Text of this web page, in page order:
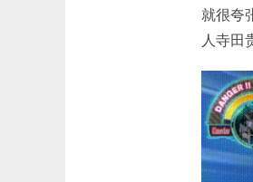
就很夸
人寺田